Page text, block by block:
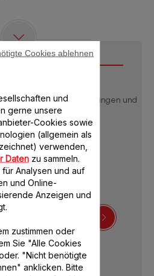
die Produktbeschreibungen und
anzuzeigen:
und
gerne unsere
Cookies sowie
(allgemein als
verwenden,
Datenzu sammeln.
Analysen und auf
und Online-
Anzeigen und
zustimmen oder
Sie "Alle Cookies
"Nicht benötigte
anklicken. Bitte
Cookies ablehnen